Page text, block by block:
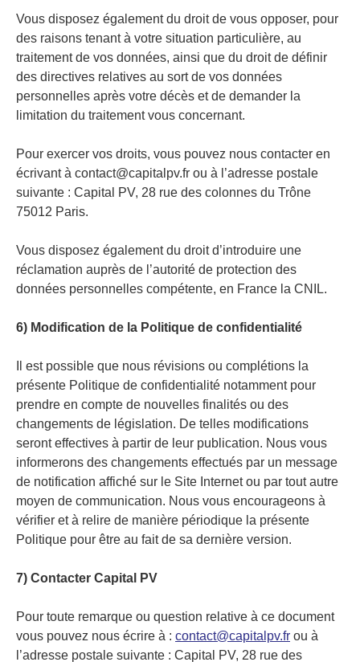
Vous disposez également du droit de vous opposer, pour
des raisons tenant à votre situation particulière, au
traitement de vos données, ainsi que du droit de définir
des directives relatives au sort de vos données
personnelles après votre décès et de demander la
limitation du traitement vous concernant.
Pour exercer vos droits, vous pouvez nous contacter en
écrivant à contact@capitalpv.fr ou à l’adresse postale
suivante : Capital PV, 28 rue des colonnes du Trône
75012 Paris.
Vous disposez également du droit d’introduire une
réclamation auprès de l’autorité de protection des
données personnelles compétente, en France la CNIL.
6) Modification de la Politique de confidentialité
Il est possible que nous révisions ou complétions la
présente Politique de confidentialité notamment pour
prendre en compte de nouvelles finalités ou des
changements de législation. De telles modifications
seront effectives à partir de leur publication. Nous vous
informerons des changements effectués par un message
de notification affiché sur le Site Internet ou par tout autre
moyen de communication. Nous vous encourageons à
vérifier et à relire de manière périodique la présente
Politique pour être au fait de sa dernière version.
7) Contacter Capital PV
Pour toute remarque ou question relative à ce document
vous pouvez nous écrire à : contact@capitalpv.fr ou à
l’adresse postale suivante : Capital PV, 28 rue des